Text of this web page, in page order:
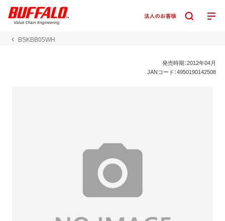
BSKBB05WH
発売時期：2012年04月
JANコード：4950190142508